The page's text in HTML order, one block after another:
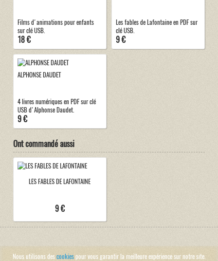
Films d'animations pour enfants
sur clé USB.
18 €
Les fables de Lafontaine en PDF sur
clé USB.
9 €
ALPHONSE DAUDET
4 livres numériques en PDF sur clé
USB d'Alphonse Daudet.
9 €
Ont commandé aussi
LES FABLES DE LAFONTAINE
9 €
Nous utilisons descookiespour vous garantir la meilleure expérience sur notre site.